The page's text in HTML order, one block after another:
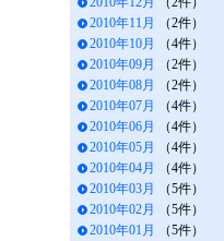
2010年11月
（2件）
2010年10月
（4件）
2010年09月
（2件）
2010年08月
（2件）
2010年07月
（4件）
2010年06月
（4件）
2010年05月
（4件）
2010年04月
（4件）
2010年03月
（5件）
2010年02月
（5件）
2010年01月
（5件）